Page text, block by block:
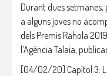
Durant dues
a alguns joves no
dels Premis Rahola
l’Agència Talaia,
[04/02/20] Capítol 3: